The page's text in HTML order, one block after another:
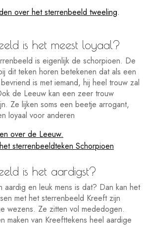
over het sterrenbeeld tweeling.
is het meest loyaal?
is eigenlijk de schorpioen. De
dit teken horen betekenen dat als een
is met iemand, hij heel trouw zal
de Leeuw kan een zeer trouw
Ze lijken soms een beetje arrogant,
loyaal voor anderen
over de Leeuw.
sterrenbeeldteken Schorpioen
is het aardigst?
en leuk mens is dat? Dan kan het
met het sterrenbeeld Kreeft zijn
wezens. Ze zitten vol mededogen.
maken van Kreefttekens heel aardige